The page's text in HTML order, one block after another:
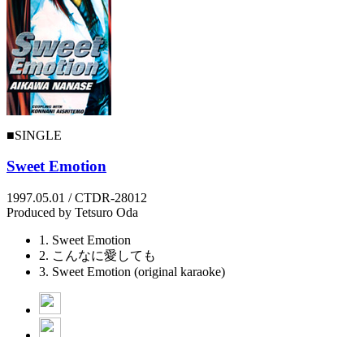
■SINGLE
Sweet Emotion
1997.05.01 / CTDR-28012
Produced by Tetsuro Oda
1. Sweet Emotion
2. こんなに愛しても
3. Sweet Emotion (original karaoke)